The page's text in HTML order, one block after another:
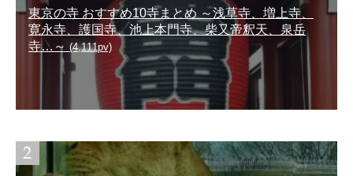
東京の寺 おすすめ10寺まとめ ～浅草寺、増上寺、
寛永寺、護国寺、池上本門寺、柴又帝釈天、泉岳
寺…～ (4,111pv)